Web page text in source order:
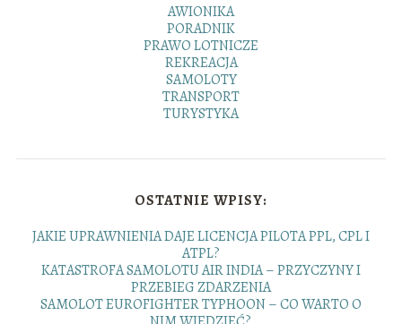
AWIONIKA
PORADNIK
PRAWO LOTNICZE
REKREACJA
SAMOLOTY
TRANSPORT
TURYSTYKA
OSTATNIE WPISY:
JAKIE UPRAWNIENIA DAJE LICENCJA PILOTA PPL, CPL I
ATPL?
KATASTROFA SAMOLOTU AIR INDIA – PRZYCZYNY I
PRZEBIEG ZDARZENIA
SAMOLOT EUROFIGHTER TYPHOON – CO WARTO O